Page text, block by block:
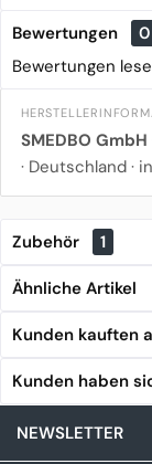
Bewertungen
0
Bewertungen
SMEDBO GmbH
· Deutschland ·
Zubehör 1
Ähnliche Artikel
Kunden kauften
Kunden haben
NEWSLETTER